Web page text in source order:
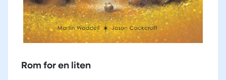
Rom for en liten